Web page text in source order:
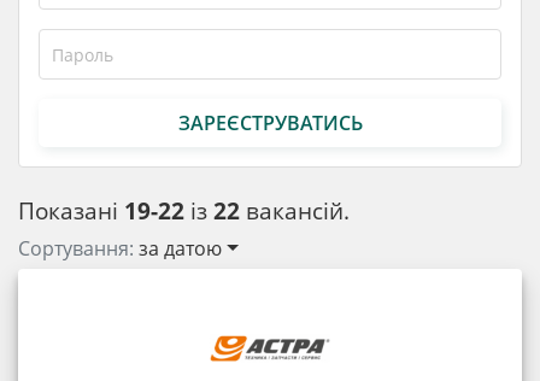
Показані 19-22 із22 вакансій.
Сортування: за датою
ЗАРЕЄСТРУВАТИСЬ